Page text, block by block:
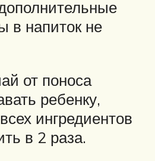
в напиток не
от поноса
ребенку,
ингредиентов
в 2 раза.